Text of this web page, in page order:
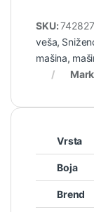
SKU:742827
veša,
mašina,
Vrsta
Boja
Brend